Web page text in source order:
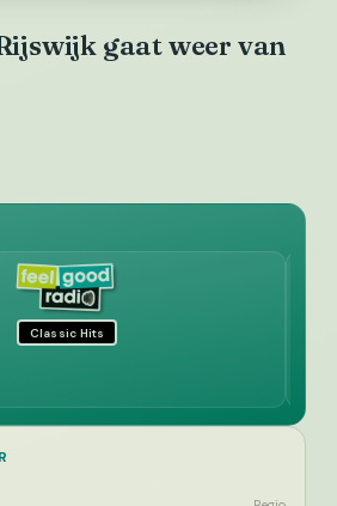
gaat weer van
Classic Hits